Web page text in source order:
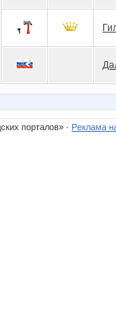
порталов» · Реклама